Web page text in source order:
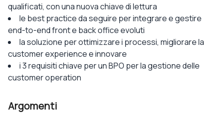
qualificati, con una nuova chiave di lettura
le best practice da seguire per integrare e gestire
end-to-end front e back office evoluti
la soluzione per ottimizzare i processi, migliorare la
customer experience e innovare
i 3 requisiti chiave per un BPO per la gestione delle
customer operation
Argomenti